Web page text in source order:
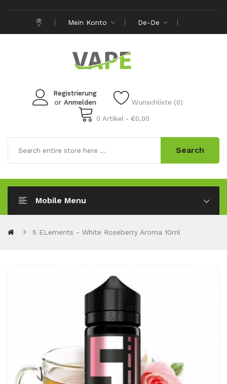
Mein Konto De-De
Registrierung
or Anmelden Wunschliste (0)
0 Artikel - €0,00
Search
Mobile Menu
5 ELements - White Roseberry Aroma 10ml